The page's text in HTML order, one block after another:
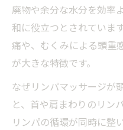
廃物や余分な水分を効率
和に役立つとされていま
痛や、むくみによる頭重
が大きな特徴です。
なぜリンパマッサージが
と、首や肩まわりのリン
リンパの循環が同時に整